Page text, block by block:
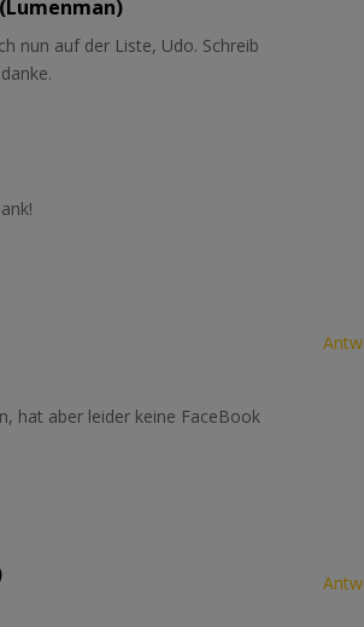
nun auf der Liste, Udo. Schreib
hat aber leider keine FaceBook